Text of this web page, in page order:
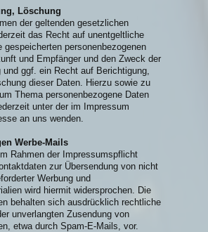
Löschung
der geltenden gesetzlichen
das Recht auf unentgeltliche
gespeicherten personenbezogenen
und Empfänger und den Zweck der
und ggf. ein Recht auf Berichtigung,
dieser Daten. Hierzu sowie zu
Thema personenbezogene Daten
unter der im Impressum
an uns wenden.
Werbe-Mails
Rahmen der Impressumspflicht
zur Übersendung von nicht
Werbung und
wird hiermit widersprochen. Die
behalten sich ausdrücklich rechtliche
unverlangten Zusendung von
etwa durch Spam-E-Mails, vor.